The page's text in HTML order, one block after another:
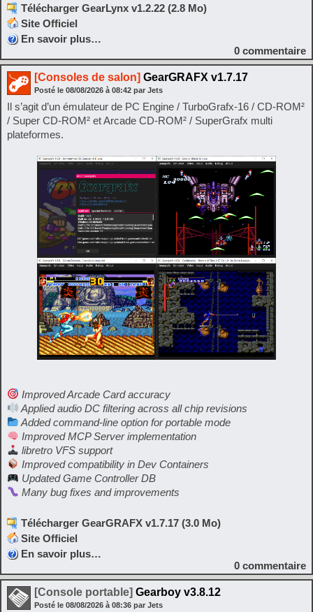
Télécharger GearLynx v1.2.22 (2.8 Mo)
Site Officiel
En savoir plus…
0 commentaire
[Consoles de salon] GearGRAFX v1.7.17
Posté le 08/08/2026 à 08:42 par Jets
Il s’agit d’un émulateur de PC Engine / TurboGrafx-16 / CD-ROM²
/ Super CD-ROM² et Arcade CD-ROM² / SuperGrafx multi
plateformes.
Improved Arcade Card accuracy
Applied audio DC filtering across all chip revisions
Added command-line option for portable mode
Improved MCP Server implementation
libretro VFS support
Improved compatibility in Dev Containers
Updated Game Controller DB
Many bug fixes and improvements
Télécharger GearGRAFX v1.7.17 (3.0 Mo)
Site Officiel
En savoir plus…
0 commentaire
[Console portable] Gearboy v3.8.12
Posté le 08/08/2026 à 08:36 par Jets